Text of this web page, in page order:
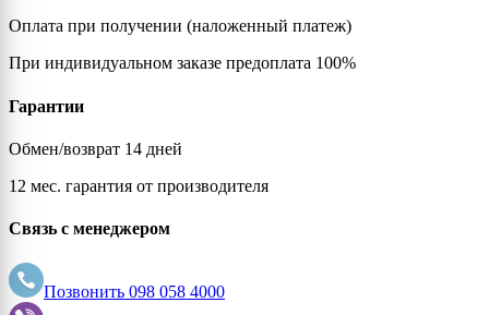
Оплата при получении (наложенный платеж)
При индивидуальном заказе предоплата 100%
Гарантии
Обмен/возврат 14 дней
12 мес. гарантия от производителя
Связь с менеджером
Позвонить 098 058 4000